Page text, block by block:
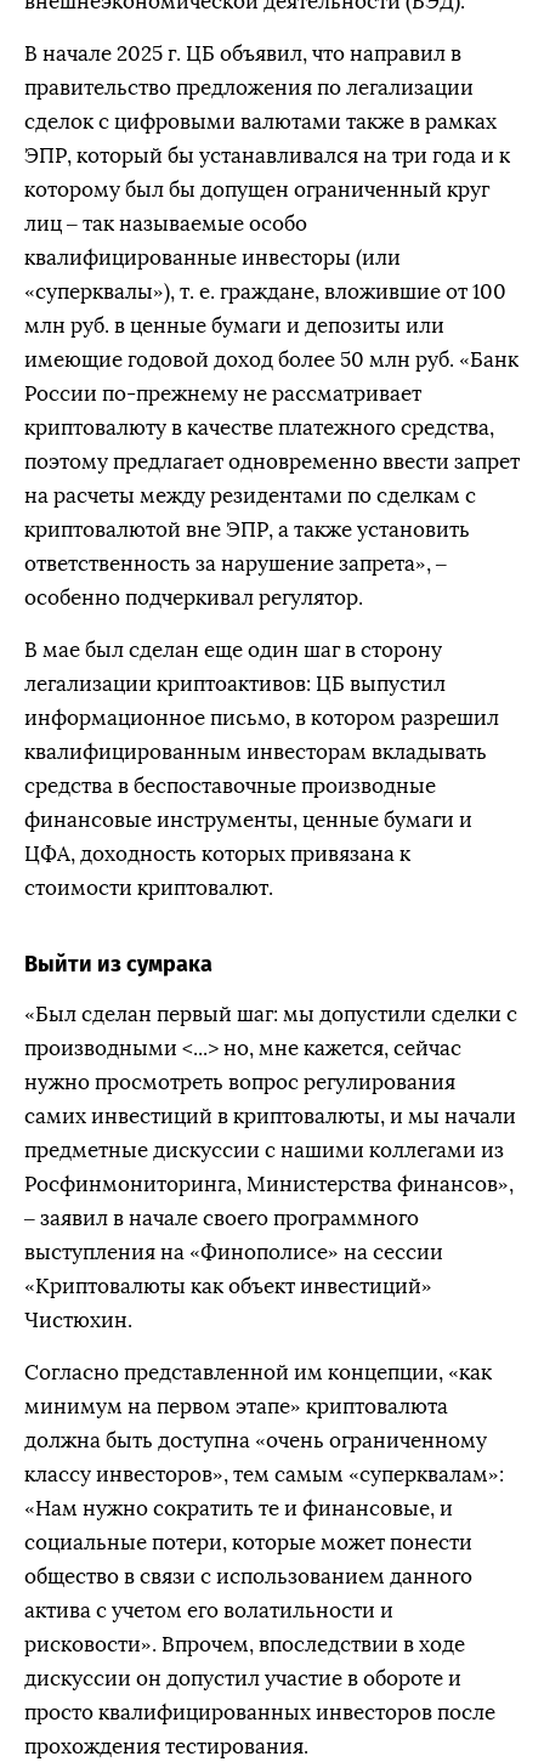
В начале 2025 г. ЦБ объявил, что направил в
правительство предложения по легализации
сделок с цифровыми валютами также в рамках
ЭПР, который бы устанавливался на три года и к
которому был бы допущен ограниченный круг
лиц – так называемые особо
квалифицированные инвесторы (или
«суперквалы»), т. е. граждане, вложившие от 100
млн руб. в ценные бумаги и депозиты или
имеющие годовой доход более 50 млн руб. «Банк
России по-прежнему не рассматривает
криптовалюту в качестве платежного средства,
поэтому предлагает одновременно ввести запрет
на расчеты между резидентами по сделкам с
криптовалютой вне ЭПР, а также установить
ответственность за нарушение запрета», –
особенно подчеркивал регулятор.
В мае был сделан еще один шаг в сторону
легализации криптоактивов: ЦБ выпустил
информационное письмо, в котором разрешил
квалифицированным инвесторам вкладывать
средства в беспоставочные производные
финансовые инструменты, ценные бумаги и
ЦФА, доходность которых привязана к
стоимости криптовалют.
Выйти из сумрака
«Был сделан первый шаг: мы допустили сделки с
производными <...> но, мне кажется, сейчас
нужно просмотреть вопрос регулирования
самих инвестиций в криптовалюты, и мы начали
предметные дискуссии с нашими коллегами из
Росфинмониторинга, Министерства финансов»,
– заявил в начале своего программного
выступления на «Финополисе» на сессии
«Криптовалюты как объект инвестиций»
Чистюхин.
Согласно представленной им концепции, «как
минимум на первом этапе» криптовалюта
должна быть доступна «очень ограниченному
классу инвесторов», тем самым «суперквалам»:
«Нам нужно сократить те и финансовые, и
социальные потери, которые может понести
общество в связи с использованием данного
актива с учетом его волатильности и
рисковости». Впрочем, впоследствии в ходе
дискуссии он допустил участие в обороте и
просто квалифицированных инвесторов после
прохождения тестирования.